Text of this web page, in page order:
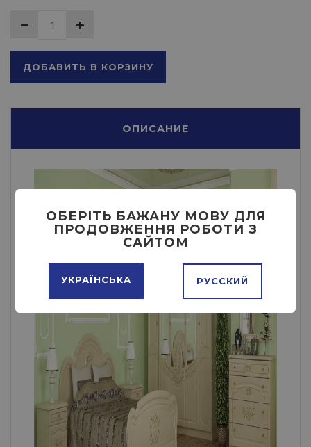
ДОБАВИТЬ В КОРЗИНУ
ОПИСАНИЕ
ОБЕРІТЬ БАЖАНУ МОВУ ДЛЯ
ПРОДОВЖЕННЯ РОБОТИ З
САЙТОМ
УКРАЇНСЬКА РУССКИЙ